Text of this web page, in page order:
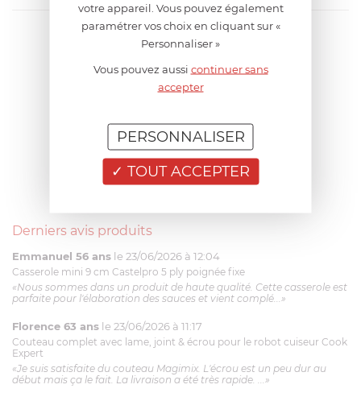
Derniers avis produits
Emmanuel 56 ans le 23/06/2026 à 12:04
Casserole mini 9 cm Castelpro 5 ply poignée fixe
«Nous sommes dans un produit de haute qualité. Cette casserole est
parfaite pour l'élaboration des sauces et vient complé...»
Florence 63 ans le 23/06/2026 à 11:17
Couteau complet avec lame, joint & écrou pour le robot cuiseur Cook
Expert
«Je suis satisfaite du couteau Magimix. L'écrou est un peu dur au
début mais ça le fait. La livraison a été très rapide. ...»
votre appareil. Vous pouvez également
paramétrer vos choix en cliquant sur «
Personnaliser »
Vous pouvez aussi continuer sans
accepter
TOUT ACCEPTER
PERSONNALISER